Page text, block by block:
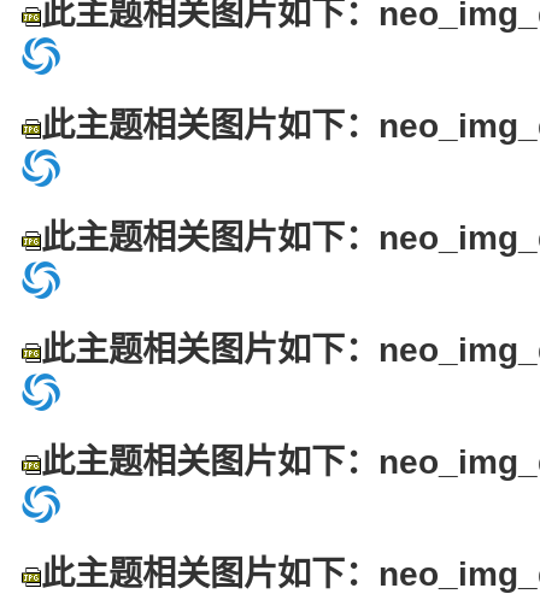
此主题相关图片如下：
此主题相关图片如下：
此主题相关图片如下：
此主题相关图片如下：
此主题相关图片如下：
此主题相关图片如下：